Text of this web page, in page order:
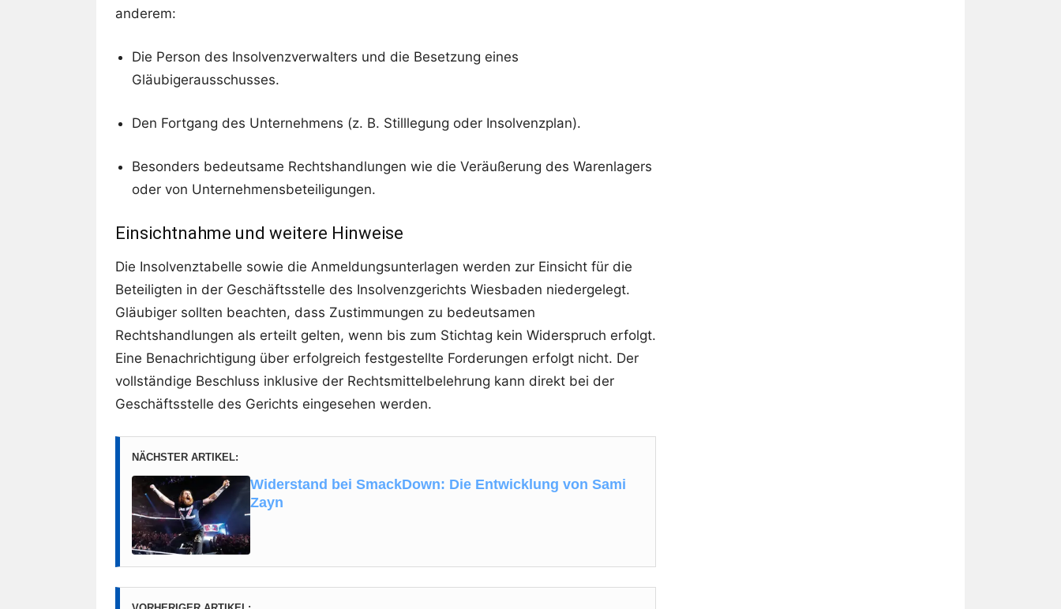
anderem:
Die Person des Insolvenzverwalters und die Besetzung eines
Gläubigerausschusses.
Den Fortgang des Unternehmens (z. B. Stilllegung oder Insolvenzplan).
Besonders bedeutsame Rechtshandlungen wie die Veräußerung des Warenlagers
oder von Unternehmensbeteiligungen.
Einsichtnahme und weitere Hinweise
Die Insolvenztabelle sowie die Anmeldungsunterlagen werden zur Einsicht für die
Beteiligten in der Geschäftsstelle des Insolvenzgerichts Wiesbaden niedergelegt.
Gläubiger sollten beachten, dass Zustimmungen zu bedeutsamen
Rechtshandlungen als erteilt gelten, wenn bis zum Stichtag kein Widerspruch erfolgt.
Eine Benachrichtigung über erfolgreich festgestellte Forderungen erfolgt nicht. Der
vollständige Beschluss inklusive der Rechtsmittelbelehrung kann direkt bei der
Geschäftsstelle des Gerichts eingesehen werden.
NÄCHSTER ARTIKEL:
Widerstand bei SmackDown: Die Entwicklung von Sami
Zayn